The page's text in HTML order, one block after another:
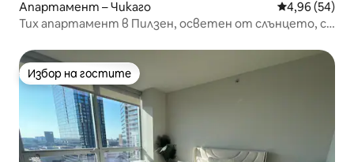
Апартамент – Чикаго Средна
4,96 (54)
Тих апартамент в Пилзен, осветен от слънцето, с
Избор на гостите
Избор на гостите